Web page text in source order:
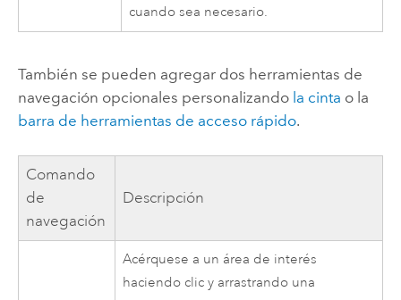
cuando sea necesario.
También se pueden agregar dos herramientas de
navegación opcionales personalizando la cinta o la
barra de herramientas de acceso rápido.
Comando
de
navegación
Descripción
Acérquese a un área de interés
haciendo clic y arrastrando una